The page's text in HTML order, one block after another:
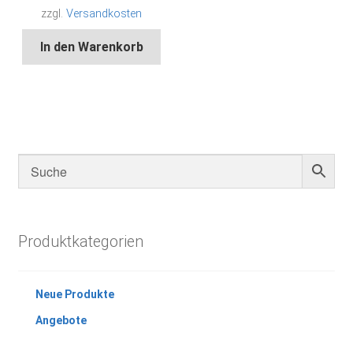
zzgl.Versandkosten
In den Warenkorb
Produktkategorien
Neue Produkte
Angebote